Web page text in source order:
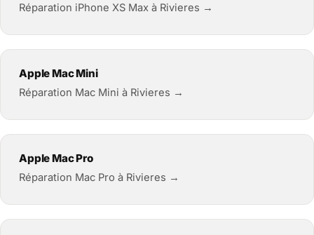
Réparation iPhone XS Max à Rivieres →
Apple Mac Mini
Réparation Mac Mini à Rivieres →
Apple Mac Pro
Réparation Mac Pro à Rivieres →